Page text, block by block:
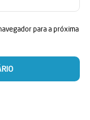
para a próxima